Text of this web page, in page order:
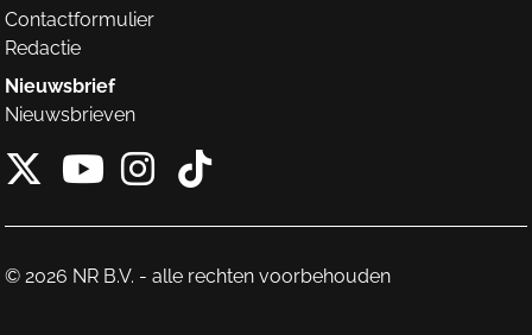
Contactformulier
Redactie
Nieuwsbrief
Nieuwsbrieven
X van NieuwRechts
Instagram van
Tiktok van
© 2026 NR B.V. - alle rechten voorbehouden